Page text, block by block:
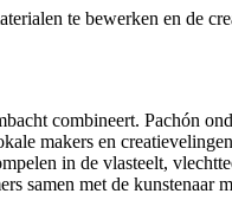
te bewerken en de
combineert. Pachón
makers en
in de vlasteelt,
samen met de kunstenaar